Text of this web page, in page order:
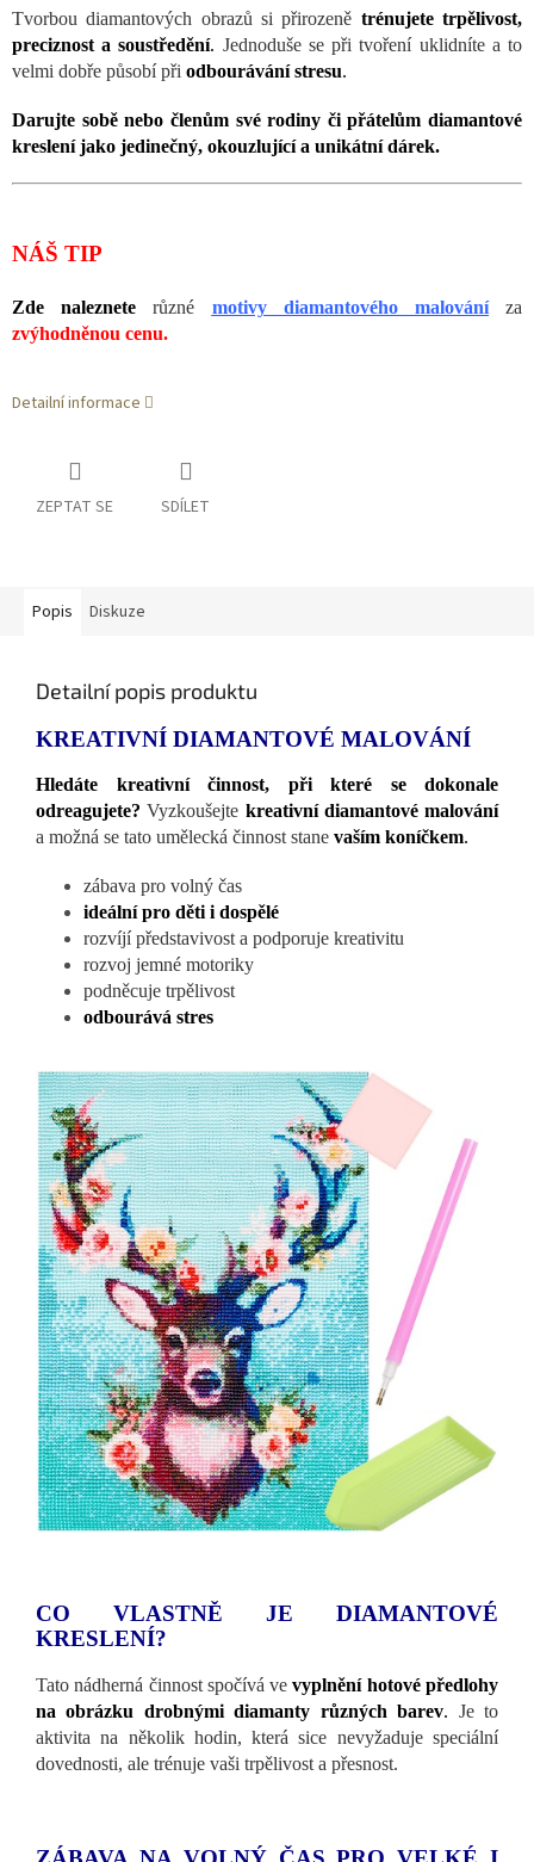
Tvorbou diamantových obrazů si přirozeně trénujete trpělivost,
preciznost a soustředění. Jednoduše se při tvoření uklidníte a to
velmi dobře působí při odbourávání stresu.
Darujte sobě nebo členům své rodiny či přátelům diamantové
kreslení jako jedinečný, okouzlující a unikátní dárek.
NÁŠ TIP
Zde naleznete různé motivy diamantového malováníza
zvýhodněnou cenu.
Detailní informace
ZEPTAT SE SDÍLET
Popis Diskuze
Detailní popis produktu
KREATIVNÍ DIAMANTOVÉ MALOVÁNÍ
Hledáte kreativní činnost, při které se dokonale
odreagujete? Vyzkoušejte kreativní diamantové malování
a možná se tato umělecká činnost stane vaším koníčkem.
zábava pro volný čas
ideální pro děti i dospělé
rozvíjí představivost a podporuje kreativitu
rozvoj jemné motoriky
podněcuje trpělivost
odbourává stres
CO VLASTNĚ JE DIAMANTOVÉ
KRESLENÍ?
Tato nádherná činnost spočívá vevyplnění hotové předlohy
na obrázku drobnými diamanty různých barev. Je to
aktivita na několik hodin, která sice nevyžaduje speciální
dovednosti, ale trénuje vaši trpělivost a přesnost.